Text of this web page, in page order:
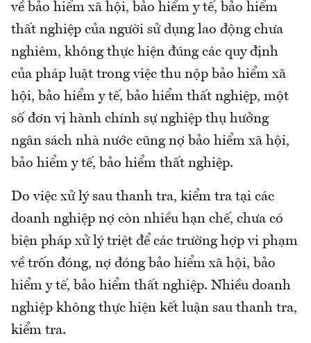
về bảo hiểm xã hội, bảo hiểm y tế, bảo hiểm
thất nghiệp của người sử dụng lao động chưa
nghiêm, không thực hiện đúng các quy định
của pháp luật trong việc thu nộp bảo hiểm xã
hội, bảo hiểm y tế, bảo hiểm thất nghiệp, một
số đơn vị hành chính sự nghiệp thụ hưởng
ngân sách nhà nước cũng nợ bảo hiểm xã hội,
bảo hiểm y tế, bảo hiểm thất nghiệp.
Do việc xử lý sau thanh tra, kiểm tra tại các
doanh nghiệp nợ còn nhiều hạn chế, chưa có
biện pháp xử lý triệt để các trường hợp vi phạm
về trốn đóng, nợ đóng bảo hiểm xã hội, bảo
hiểm y tế, bảo hiểm thất nghiệp. Nhiều doanh
nghiệp không thực hiện kết luận sau thanh tra,
kiểm tra.